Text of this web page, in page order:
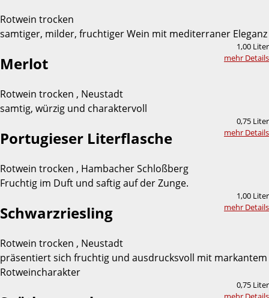
Rotwein trocken
samtiger, milder, fruchtiger Wein mit mediterraner Eleganz
1,00 Liter
mehr Details
Merlot
Rotwein trocken , Neustadt
samtig, würzig und charaktervoll
0,75 Liter
mehr Details
Portugieser Literflasche
Rotwein trocken , Hambacher Schloßberg
Fruchtig im Duft und saftig auf der Zunge.
1,00 Liter
mehr Details
Schwarzriesling
Rotwein trocken , Neustadt
präsentiert sich fruchtig und ausdrucksvoll mit markantem
Rotweincharakter
0,75 Liter